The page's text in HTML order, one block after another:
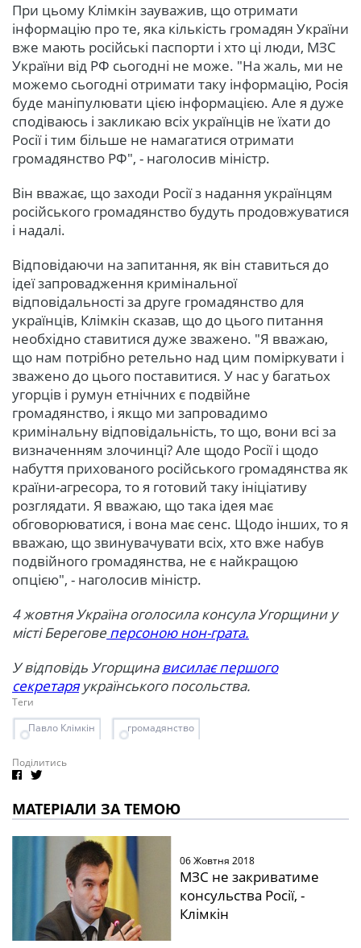
При цьому Клімкін зауважив, що отримати
інформацію про те, яка кількість громадян України
вже мають російські паспорти і хто ці люди, МЗС
України від РФ сьогодні не може. "На жаль, ми не
можемо сьогодні отримати таку інформацію, Росія
буде маніпулювати цією інформацією. Але я дуже
сподіваюсь і закликаю всіх українців не їхати до
Росії і тим більше не намагатися отримати
громадянство РФ", - наголосив міністр.
Він вважає, що заходи Росії з надання українцям
російського громадянство будуть продовжуватися
і надалі.
Відповідаючи на запитання, як він ставиться до
ідеї запровадження кримінальної
відповідальності за друге громадянство для
українців, Клімкін сказав, що до цього питання
необхідно ставитися дуже зважено. "Я вважаю,
що нам потрібно ретельно над цим поміркувати і
зважено до цього поставитися. У нас у багатьох
угорців і румун етнічних є подвійне
громадянство, і якщо ми запровадимо
кримінальну відповідальність, то що, вони всі за
визначенням злочинці? Але щодо Росії і щодо
набуття прихованого російського громадянства як
країни-агресора, то я готовий таку ініціативу
розглядати. Я вважаю, що така ідея має
обговорюватися, і вона має сенс. Щодо інших, то я
вважаю, що звинувачувати всіх, хто вже набув
подвійного громадянства, не є найкращою
опцією", - наголосив міністр.
4 жовтня Україна оголосила консула Угорщини у
місті Берегове персоною нон-грата.
У відповідь Угорщинависилає першого
секретаряукраїнського посольства.
Теги
Павло Клімкін
громадянство
Поділитись
МАТЕРІАЛИ ЗА ТЕМОЮ
06 Жовтня 2018
МЗС не закриватиме
консульства Росії, -
Клімкін